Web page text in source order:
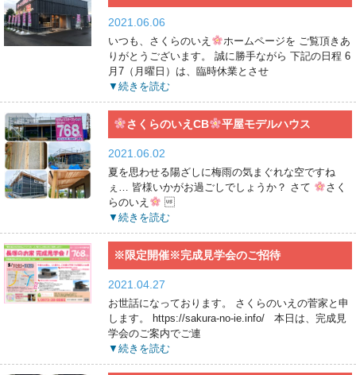
2021.06.06
いつも、さくらのいえ
ホームページを ご覧頂きあ
りがとうございます。 誠に勝手ながら 下記の日程 6
月7（月曜日）は、臨時休業とさせ
▼続きを読む
さくらのいえCB 平屋モデルハウス
2021.06.02
夏を思わせる陽ざしに梅雨の気まぐれな空ですね
ぇ… 皆様いかがお過ごしでしょうか？ さて
さく
らのいえ
▼続きを読む
※限定開催※完成見学会のご招待
2021.04.27
お世話になっております。 さくらのいえの菅家と申
します。 https://sakura-no-ie.info/ 本日は、完成見
学会のご案内でご連
▼続きを読む